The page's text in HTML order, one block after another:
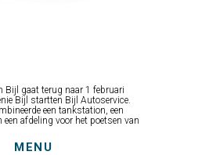
Bijl gaat terug naar 1 februari
Bijl startten Bijl Autoservice.
een tankstation, een
een afdeling voor het poetsen van
MENU